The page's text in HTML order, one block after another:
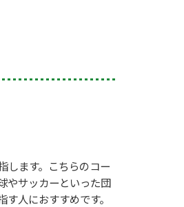
します。こちらのコー
やサッカーといった団
人におすすめです。